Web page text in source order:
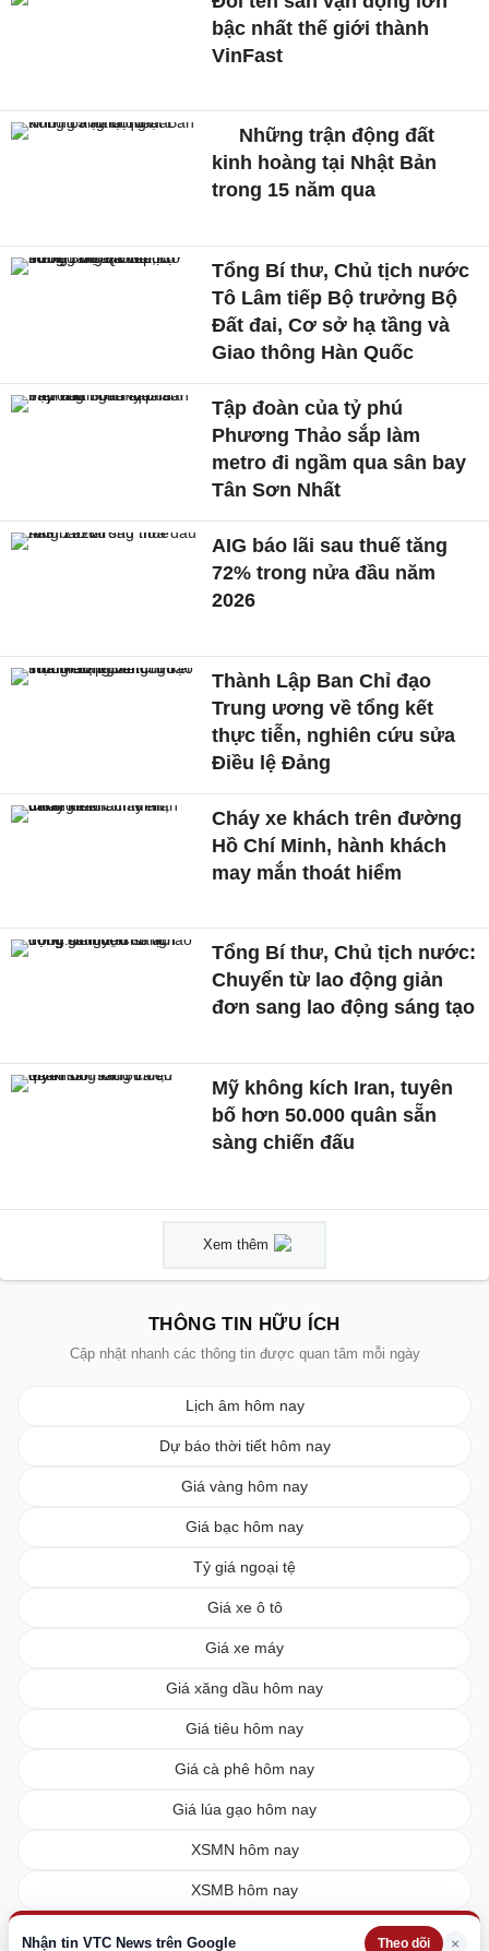
Nhận tin VTC News trên Google Theo dõi ×
bậc nhất thế giới thành
VinFast
Những trận động đất
kinh hoàng tại Nhật Bản
trong 15 năm qua
Tổng Bí thư, Chủ tịch nước
Tô Lâm tiếp Bộ trưởng Bộ
Đất đai, Cơ sở hạ tầng và
Giao thông Hàn Quốc
Tập đoàn của tỷ phú
Phương Thảo sắp làm
metro đi ngầm qua sân bay
Tân Sơn Nhất
AIG báo lãi sau thuế tăng
72% trong nửa đầu năm
2026
Thành Lập Ban Chỉ đạo
Trung ương về tổng kết
thực tiễn, nghiên cứu sửa
Điều lệ Đảng
Cháy xe khách trên đường
Hồ Chí Minh, hành khách
may mắn thoát hiểm
Tổng Bí thư, Chủ tịch nước:
Chuyển từ lao động giản
đơn sang lao động sáng tạo
Mỹ không kích Iran, tuyên
bố hơn 50.000 quân sẵn
sàng chiến đấu
Xem thêm
THÔNG TIN HỮU ÍCH
Cập nhật nhanh các thông tin được quan tâm mỗi ngày
Lịch âm hôm nay
Dự báo thời tiết hôm nay
Giá vàng hôm nay
Giá bạc hôm nay
Tỷ giá ngoại tệ
Giá xe ô tô
Giá xe máy
Giá xăng dầu hôm nay
Giá tiêu hôm nay
Giá cà phê hôm nay
Giá lúa gạo hôm nay
XSMN hôm nay
XSMB hôm nay